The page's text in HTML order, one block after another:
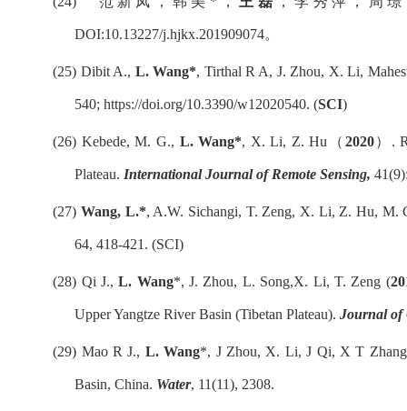
DOI:10.13227/j.hjkx.201909074。
(25) Dibit A., L. Wang*, Tirthal R A, J. Zhou, X. Li,
540;https://doi.org/10.3390/w12020540. (SCI)
(26) Kebede, M. G., L. Wang*, X. Li, Z. Hu （ 2020） .
Plateau. International Journal of Remote Sensing,
(27) Wang, L.*, A.W. Sichangi, T. Zeng, X. Li, Z. Hu, M.
64, 418-421 . (SCI)
(28) Qi J.,L. Wang*, J. Zhou, L. Song,X. Li, T. Zeng (
Upper Yangtze River Basin (Tibetan Plateau).Journal of
(29) Mao R J., L. Wang*, J Zhou, X. Li, J Qi, X T
Basin, China. Water, 11(11), 2308.